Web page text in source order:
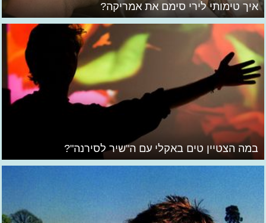
איך טימותי לירי סימם את אמריקה?
במה הצטיין טים באקלי עם ה"שיר לסירנה"?